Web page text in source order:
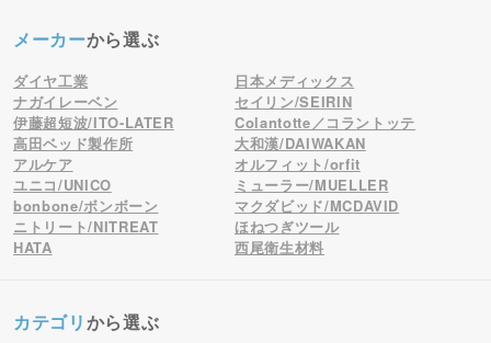
メーカーから選ぶ
ダイヤ工業
日本メディックス
ナガイレーベン
セイリン/SEIRIN
伊藤超短波/ITO-LATER
Colantotte／コラントッテ
高田ベッド製作所
大和漢/DAIWAKAN
アルケア
オルフィット/orfit
ユニコ/UNICO
ミューラー/MUELLER
bonbone/ボンボーン
マクダビッド/MCDAVID
ニトリート/NITREAT
ほねつぎツール
HATA
西尾衛生材料
カテゴリから選ぶ